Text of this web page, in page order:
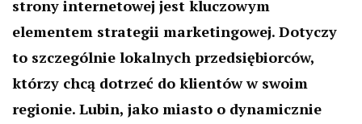
strony internetowej jest kluczowym
elementem strategii marketingowej. Dotyczy
to szczególnie lokalnych przedsiębiorców,
którzy chcą dotrzeć do klientów w swoim
regionie. Lubin, jako miasto o dynamicznie